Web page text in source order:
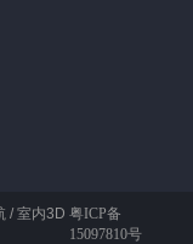
/ 室内3D 粤ICP备
15097810号